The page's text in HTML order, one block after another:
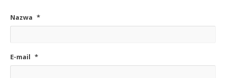
Nazwa *
E-mail *